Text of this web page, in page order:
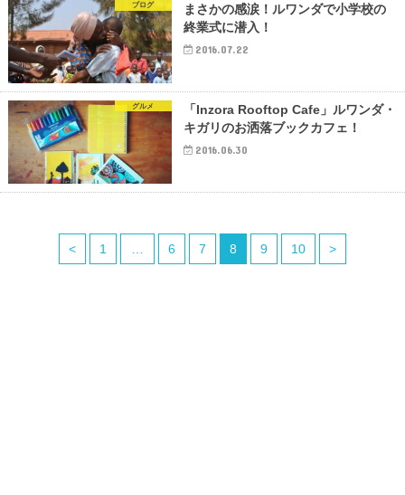
ブログ
まさかの感涙！ルワンダで小学校の
終業式に潜入！
2016.07.22
グルメ
「Inzora Rooftop Cafe」ルワンダ・
キガリのお洒落ブックカフェ！
2016.06.30
< 1 … 6 7 8 9 10 >